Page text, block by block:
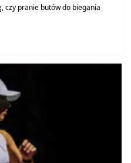
czy pranie butów do biegania